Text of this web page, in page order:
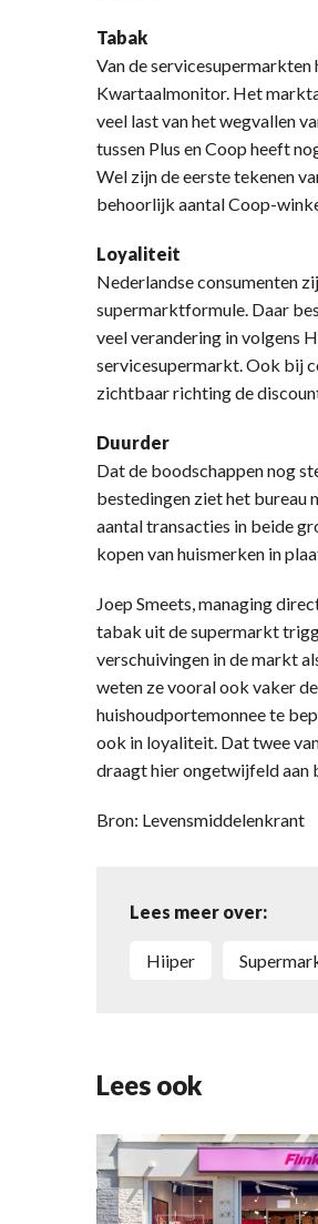
Tabak
Van de
Kwartaalmonitor. Het
veel last van het wegvallen
tussen Plus en Coop heeft
Wel zijn de eerste tekenen
behoorlijk aantal Coop-
Loyaliteit
Nederlandse consumenten
supermarktformule. Daar
veel verandering in volgens
servicesupermarkt. Ook bij
zichtbaar richting de
Duurder
Dat de boodschappen nog
bestedingen ziet het bureau
aantal transacties in beide
kopen van huismerken in
Joep Smeets, managing
tabak uit de supermarkt
verschuivingen in de markt
weten ze vooral ook vaker
huishoudportemonnee te
ook in loyaliteit. Dat twee
draagt hier ongetwijfeld aan
Bron: Levensmiddelenkrant
Lees meer over:
Hiiper
Lees ook